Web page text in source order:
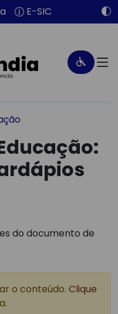
E-SIC
do documento de
o conteúdo. Clique